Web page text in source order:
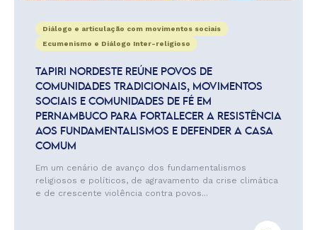
Diálogo e articulação com movimentos sociais
Ecumenismo e Diálogo Inter-religioso
TAPIRI NORDESTE REÚNE POVOS DE
COMUNIDADES TRADICIONAIS, MOVIMENTOS
SOCIAIS E COMUNIDADES DE FÉ EM
PERNAMBUCO PARA FORTALECER A RESISTÊNCIA
AOS FUNDAMENTALISMOS E DEFENDER A CASA
COMUM
Em um cenário de avanço dos fundamentalismos
religiosos e políticos, de agravamento da crise climática
e de crescente violência contra povos...